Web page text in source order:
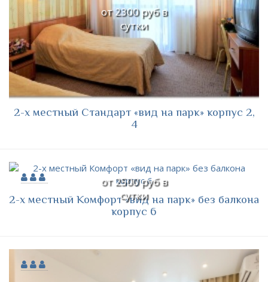
от 2300 руб в
сутки
2-х местный Стандарт «вид на парк» корпус 2,
4
от 2500 руб в
сутки
2-х местный Комфорт «вид на парк» без балкона
корпус 6